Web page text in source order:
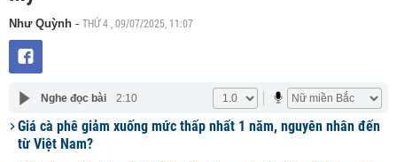
Như Quỳnh - THỨ 4 , 09/07/2025, 11:07
Nghe đọc bài 2:10
Giá cà phê giảm xuống mức thấp nhất 1 năm, nguyên nhân đến
từ Việt Nam?